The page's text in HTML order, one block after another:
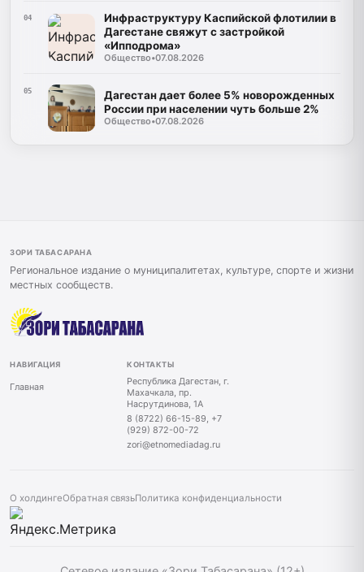
04
Инфраструктуру Каспийской флотилии в
Дагестане свяжут с застройкой
«Ипподрома»
Общество•07.08.2026
05
Дагестан дает более 5% новорожденных
России при населении чуть больше 2%
Общество•07.08.2026
ЗОРИ ТАБАСАРАНА
Региональное издание о муниципалитетах, культуре, спорте и жизни
местных сообществ.
НАВИГАЦИЯ
Главная
КОНТАКТЫ
Республика Дагестан, г.
Махачкала, пр.
Насрутдинова, 1А
8 (8722) 66-15-89, +7
(929) 872-00-72
zori@etnomediadag.ru
О холдингеОбратная связьПолитика конфиденциальности